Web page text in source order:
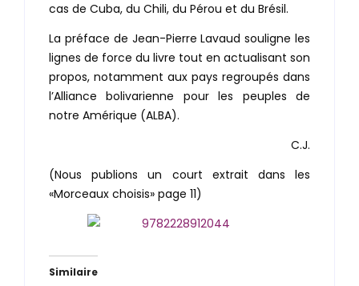
cas de Cuba, du Chili, du Pérou et du Brésil.
La préface de Jean-Pierre Lavaud souligne les
lignes de force du livre tout en actualisant son
propos, notamment aux pays regroupés dans
l’Alliance bolivarienne pour les peuples de
notre Amérique (ALBA).
C.J.
(Nous publions un court extrait dans les
«Morceaux choisis» page 11)
Similaire